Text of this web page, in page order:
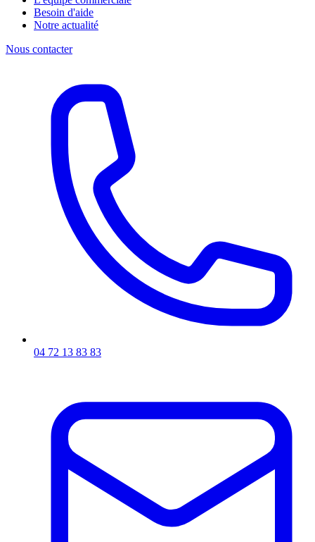
Besoin d'aide
Notre actualité
Nous contacter
04 72 13 83 83